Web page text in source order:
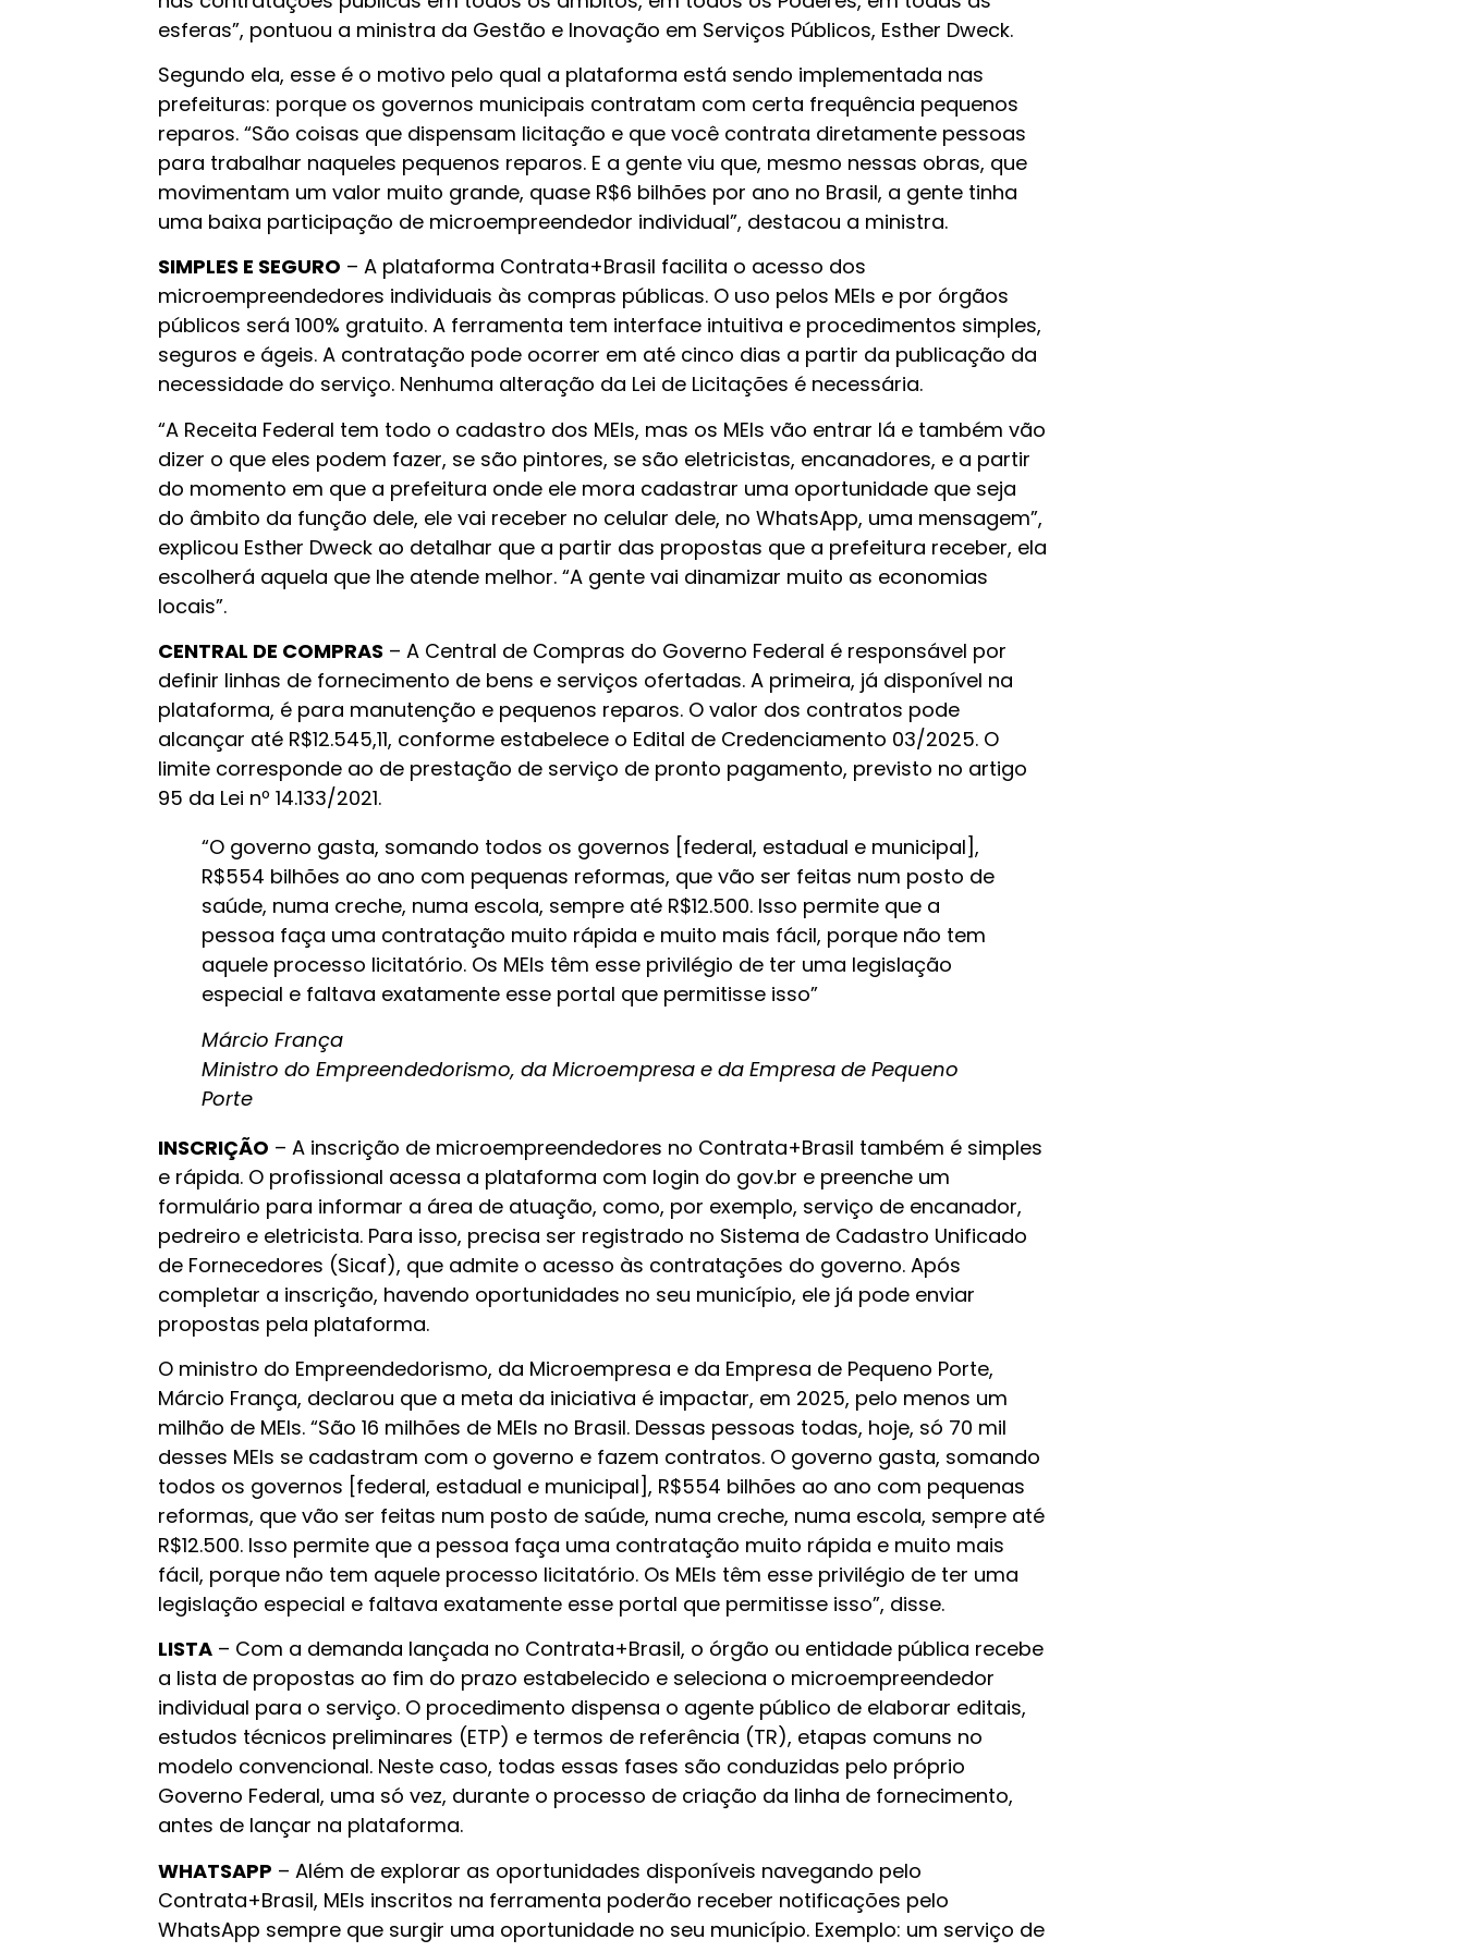
esferas”, pontuou a ministra da Gestão e Inovação em Serviços Públicos, Esther Dweck.
Segundo ela, esse é o motivo pelo qual a plataforma está sendo implementada nas
prefeituras: porque os governos municipais contratam com certa frequência pequenos
reparos. “São coisas que dispensam licitação e que você contrata diretamente pessoas
para trabalhar naqueles pequenos reparos. E a gente viu que, mesmo nessas obras, que
movimentam um valor muito grande, quase R$6 bilhões por ano no Brasil, a gente tinha
uma baixa participação de microempreendedor individual”, destacou a ministra.
SIMPLES E SEGURO – A plataforma Contrata+Brasil facilita o acesso dos
microempreendedores individuais às compras públicas. O uso pelos MEIs e por órgãos
públicos será 100% gratuito. A ferramenta tem interface intuitiva e procedimentos simples,
seguros e ágeis. A contratação pode ocorrer em até cinco dias a partir da publicação da
necessidade do serviço. Nenhuma alteração da Lei de Licitações é necessária.
“A Receita Federal tem todo o cadastro dos MEIs, mas os MEIs vão entrar lá e também vão
dizer o que eles podem fazer, se são pintores, se são eletricistas, encanadores, e a partir
do momento em que a prefeitura onde ele mora cadastrar uma oportunidade que seja
do âmbito da função dele, ele vai receber no celular dele, no WhatsApp, uma mensagem”,
explicou Esther Dweck ao detalhar que a partir das propostas que a prefeitura receber, ela
escolherá aquela que lhe atende melhor. “A gente vai dinamizar muito as economias
locais”.
CENTRAL DE COMPRAS – A Central de Compras do Governo Federal é responsável por
definir linhas de fornecimento de bens e serviços ofertadas. A primeira, já disponível na
plataforma, é para manutenção e pequenos reparos. O valor dos contratos pode
alcançar até R$12.545,11, conforme estabelece o Edital de Credenciamento 03/2025. O
limite corresponde ao de prestação de serviço de pronto pagamento, previsto no artigo
95 da Lei nº 14.133/2021.
“O governo gasta, somando todos os governos [federal, estadual e municipal],
R$554 bilhões ao ano com pequenas reformas, que vão ser feitas num posto de
saúde, numa creche, numa escola, sempre até R$12.500. Isso permite que a
pessoa faça uma contratação muito rápida e muito mais fácil, porque não tem
aquele processo licitatório. Os MEIs têm esse privilégio de ter uma legislação
especial e faltava exatamente esse portal que permitisse isso”
Márcio França
Ministro do Empreendedorismo, da Microempresa e da Empresa de Pequeno
Porte
INSCRIÇÃO – A inscrição de microempreendedores no Contrata+Brasil também é simples
e rápida. O profissional acessa a plataforma com login do gov.br e preenche um
formulário para informar a área de atuação, como, por exemplo, serviço de encanador,
pedreiro e eletricista. Para isso, precisa ser registrado no Sistema de Cadastro Unificado
de Fornecedores (Sicaf), que admite o acesso às contratações do governo. Após
completar a inscrição, havendo oportunidades no seu município, ele já pode enviar
propostas pela plataforma.
O ministro do Empreendedorismo, da Microempresa e da Empresa de Pequeno Porte,
Márcio França, declarou que a meta da iniciativa é impactar, em 2025, pelo menos um
milhão de MEIs. “São 16 milhões de MEIs no Brasil. Dessas pessoas todas, hoje, só 70 mil
desses MEIs se cadastram com o governo e fazem contratos. O governo gasta, somando
todos os governos [federal, estadual e municipal], R$554 bilhões ao ano com pequenas
reformas, que vão ser feitas num posto de saúde, numa creche, numa escola, sempre até
R$12.500. Isso permite que a pessoa faça uma contratação muito rápida e muito mais
fácil, porque não tem aquele processo licitatório. Os MEIs têm esse privilégio de ter uma
legislação especial e faltava exatamente esse portal que permitisse isso”, disse.
LISTA– Com a demanda lançada no Contrata+Brasil, o órgão ou entidade pública recebe
a lista de propostas ao fim do prazo estabelecido e seleciona o microempreendedor
individual para o serviço. O procedimento dispensa o agente público de elaborar editais,
estudos técnicos preliminares (ETP) e termos de referência (TR), etapas comuns no
modelo convencional. Neste caso, todas essas fases são conduzidas pelo próprio
Governo Federal, uma só vez, durante o processo de criação da linha de fornecimento,
antes de lançar na plataforma.
WHATSAPP – Além de explorar as oportunidades disponíveis navegando pelo
Contrata+Brasil, MEIs inscritos na ferramenta poderão receber notificações pelo
WhatsApp sempre que surgir uma oportunidade no seu município. Exemplo: um serviço de